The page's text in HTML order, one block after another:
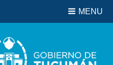
MENU